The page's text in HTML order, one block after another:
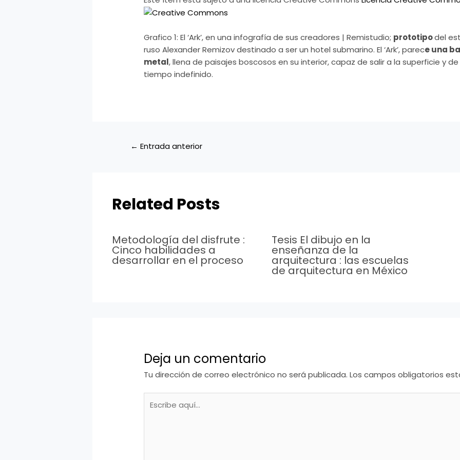
Grafico 1: El ‘Ark’, en una infografía de sus creadores | Remistudio; prototipodel
ruso Alexander Remizov destinado a ser un hotel submarino. El ‘Ark’, parece una
metal, llena de paisajes boscosos en su interior, capaz de salir a la superficie y
tiempo indefinido.
← Entrada anterior
Related Posts
Metodología del disfrute :
Cinco habilidades a
desarrollar en el proceso
Tesis El dibujo en la
enseñanza de la
arquitectura : las escuelas
de arquitectura en México
Deja un comentario
Tu dirección de correo electrónico no será publicada. Los campos obligatorios
aquí...